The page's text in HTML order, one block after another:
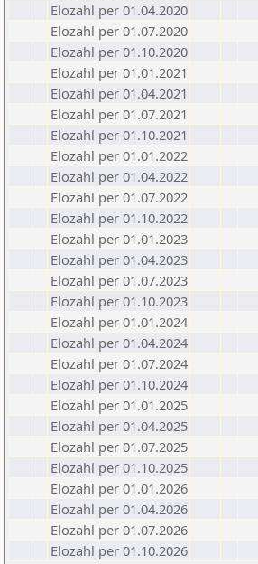
Elozahl per 01.04.2020
Elozahl per 01.07.2020
Elozahl per 01.10.2020
Elozahl per 01.01.2021
Elozahl per 01.04.2021
Elozahl per 01.07.2021
Elozahl per 01.10.2021
Elozahl per 01.01.2022
Elozahl per 01.04.2022
Elozahl per 01.07.2022
Elozahl per 01.10.2022
Elozahl per 01.01.2023
Elozahl per 01.04.2023
Elozahl per 01.07.2023
Elozahl per 01.10.2023
Elozahl per 01.01.2024
Elozahl per 01.04.2024
Elozahl per 01.07.2024
Elozahl per 01.10.2024
Elozahl per 01.01.2025
Elozahl per 01.04.2025
Elozahl per 01.07.2025
Elozahl per 01.10.2025
Elozahl per 01.01.2026
Elozahl per 01.04.2026
Elozahl per 01.07.2026
Elozahl per 01.10.2026